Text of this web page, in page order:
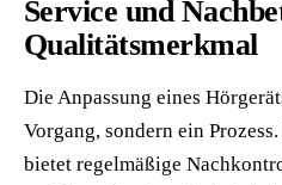
Service und
Qualitätsmerkmal
Die Anpassung eines
Vorgang, sondern ein
bietet regelmäßige